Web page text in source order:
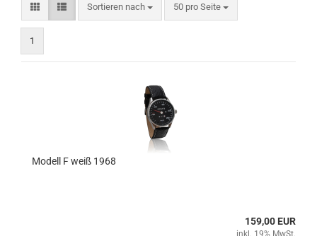
Sortieren nach
Sortieren nach 50 pro Seite
pro Seite
1
Modell F weiß 1968
159,00 EUR
inkl. 19% MwSt.